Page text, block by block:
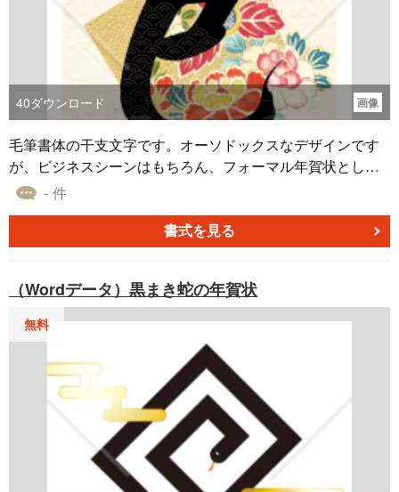
40ダウンロード 画像
毛筆書体の干支文字です。オーソドックスなデザインです
が、ビジネスシーンはもちろん、フォーマル年賀状として
はとても使い易いのではないでしょうか。年配の顧客への
すが、文字ならば大丈夫です。背景に金地の縮緬素材と、
牡丹の和柄を入れて華やかさを演出してみました。文字に
永遠に続くという意味づけがされて、縁起の良い吉祥紋と
なっています。へびの鱗のようにも見えるので、加えてみ
ました。
- 件
書式を見る
（Wordデータ）黒まき蛇の年賀状
無料